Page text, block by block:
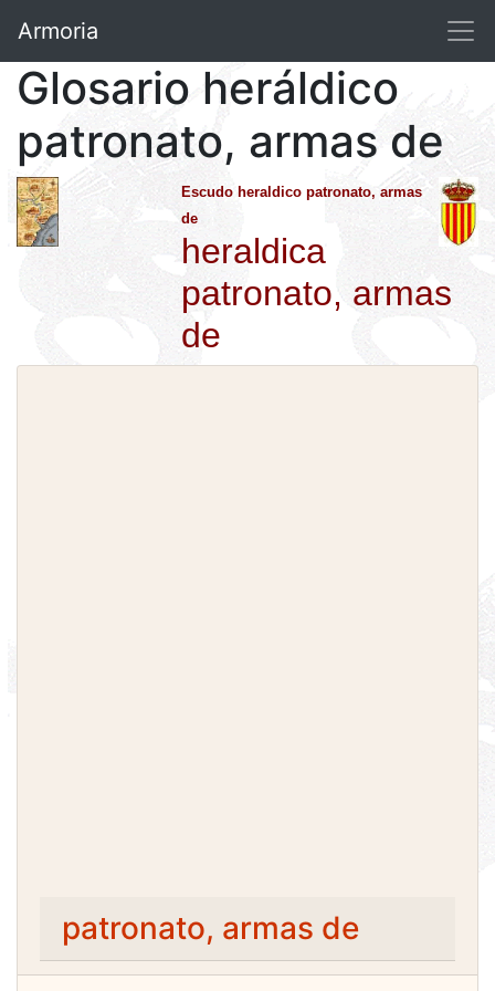
Armoria
Glosario heráldico
patronato, armas de
Escudo heraldico patronato, armas
de
heraldica
patronato, armas
de
patronato, armas de